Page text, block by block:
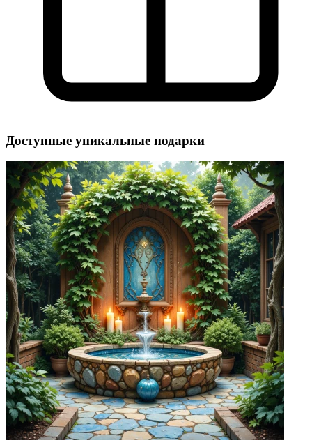
Доступные уникальные подарки